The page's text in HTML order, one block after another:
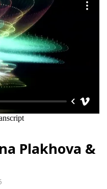
Plakhova &